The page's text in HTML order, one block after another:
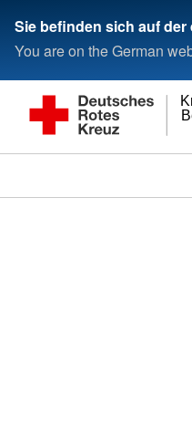
Sie befinden sich auf
You are on the German